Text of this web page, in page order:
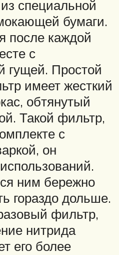
специальной
бумаги.
после каждой
с
гущей. Простой
имеет жесткий
обтянутый
Такой фильтр,
с
он
ним бережно
гораздо дольше.
фильтр,
нитрида
его более